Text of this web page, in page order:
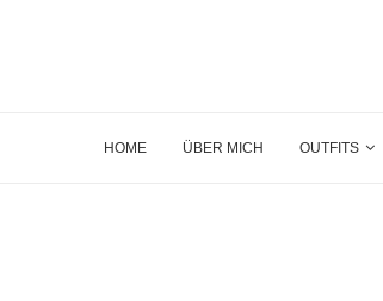
HOME ÜBER MICH OUTFITS